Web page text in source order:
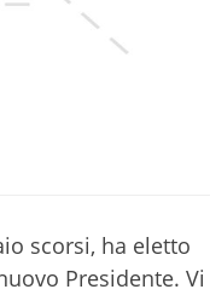
scorsi, ha eletto
Presidente. Vi